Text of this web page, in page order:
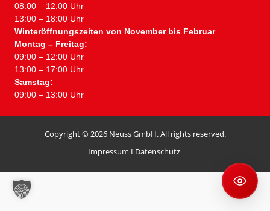
08:00 – 12:00 Uhr
13:00 – 18:00 Uhr
Winteröffnungszeiten von November bis Februar
Montag – Freitag:
09:00 – 12:00 Uhr
13:00 – 17:00 Uhr
Samstag:
09:00 – 13:00 Uhr
Impressum I Datenschutz
Copyright © 2026 Neuss GmbH. All rights reserved.